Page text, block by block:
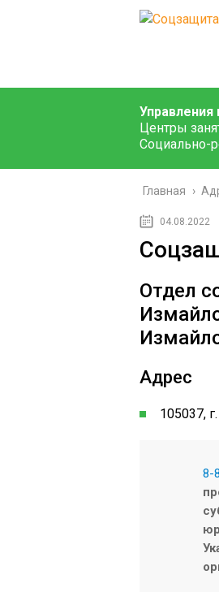
Центры
Социально-
Главная ›
04.08.2022
Отдел
Адрес
105037,
8-